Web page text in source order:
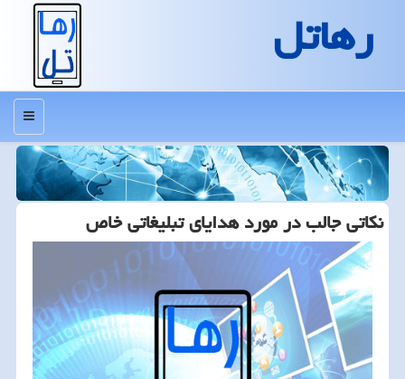
رهاتل
منو
نكاتی جالب در مورد هدایای تبلیغاتی خاص